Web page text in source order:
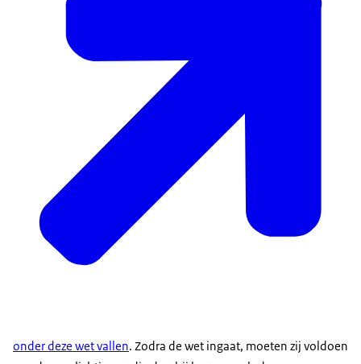
onder deze wet vallen. Zodra de wet ingaat, moeten zij voldoen